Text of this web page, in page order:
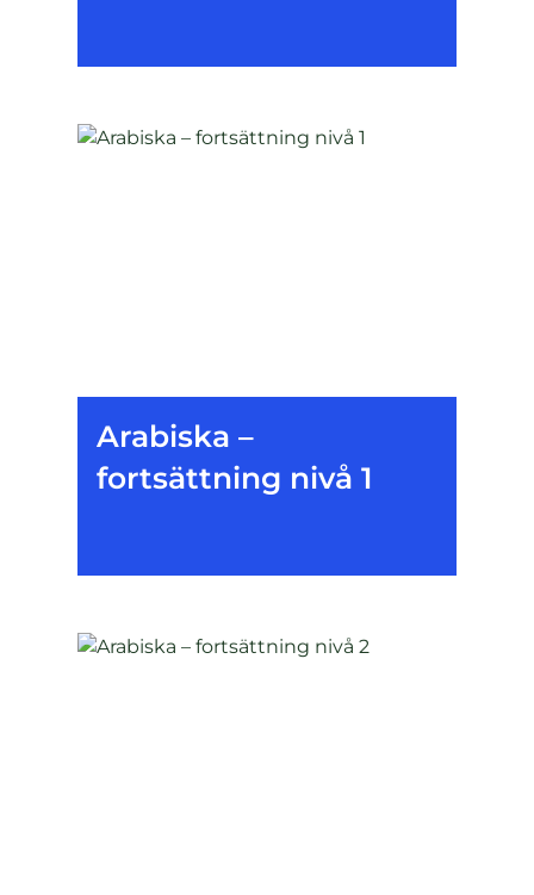
Arabiska –
fortsättning nivå 1